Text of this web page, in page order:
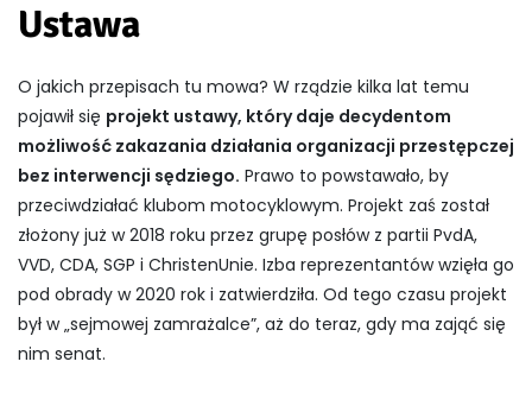
Ustawa
O jakich przepisach tu mowa? W rządzie kilka lat temu
pojawił się projekt ustawy, który daje decydentom
możliwość zakazania działania organizacji przestępczej
bez interwencji sędziego. Prawo to powstawało, by
przeciwdziałać klubom motocyklowym. Projekt zaś został
złożony już w 2018 roku przez grupę posłów z partii PvdA,
VVD, CDA, SGP i ChristenUnie. Izba reprezentantów wzięła go
pod obrady w 2020 rok i zatwierdziła. Od tego czasu projekt
był w „sejmowej zamrażalce”, aż do teraz, gdy ma zająć się
nim senat.